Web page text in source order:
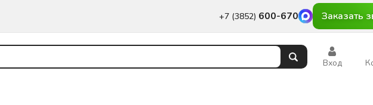
+7 (3852) 600-670 Заказать
Вход